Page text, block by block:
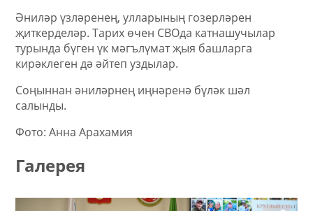
Әниләр үзләренең, улларының гозерләрен
җиткерделәр. Тарих өчен СВОда катнашучылар
турында бүген үк мәгълүмат җыя башларга
кирәклеген дә әйтеп уздылар.
Соңыннан әниләрнең иңнәренә бүләк шәл
салынды.
Фото: Анна Арахамия
Галерея